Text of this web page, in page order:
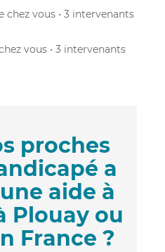
chez vous • 3 intervenants
vous • 3 intervenants
proches
a
aide à
Plouay ou
France ?